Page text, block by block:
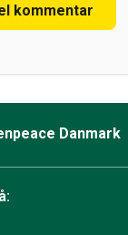
kommentar
Danmark